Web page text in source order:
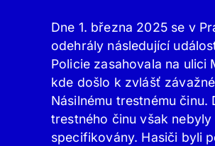
Dne 1. března 2025 se v
odehrály následující
Policie zasahovala na ulici
kde došlo k zvlášť
Násilnému trestnému činu.
trestného činu však nebyly
specifikovány. Hasiči byli